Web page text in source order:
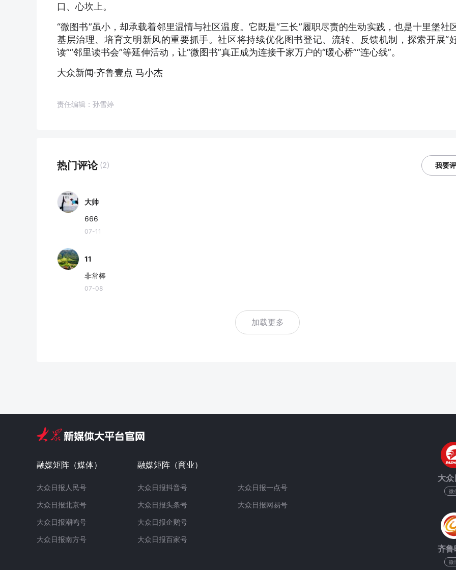
口、心坎上。
“微图书”虽小，却承载着邻里温情与社区温度。它既是“三长”履职尽责的生动实践，也是十里堡社
基层治理、培育文明新风的重要抓手。社区将持续优化图书登记、流转、反馈机制，探索开展“
读”“邻里读书会”等延伸活动，让“微图书”真正成为连接千家万户的“暖心桥”“连心线”。
大众新闻·齐鲁壹点 马小杰
责任编辑：孙雪婷
热门评论 (2) 我要
大帅
666
07-11
11
非常棒
07-08
加载更多
融媒矩阵（媒体）
大众日报人民号
大众日报北京号
大众日报潮鸣号
大众日报南方号
融媒矩阵（商业）
大众日报抖音号
大众日报头条号
大众日报企鹅号
大众日报百家号
大众日报一点号
大众日报网易号
大
微
齐鲁
微